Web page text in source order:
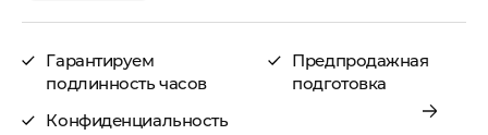
Гарантируем
подлинность часов
Конфиденциальность
Предпродажная
подготовка